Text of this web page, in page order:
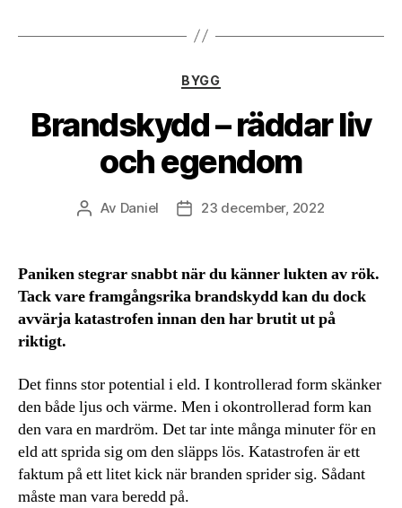
Kategorier
BYGG
Brandskydd – räddar liv
och egendom
Inläggsförfattare
Av Daniel Inläggsdatum
23 december, 2022
Paniken stegrar snabbt när du känner lukten av rök.
Tack vare framgångsrika brandskydd kan du dock
avvärja katastrofen innan den har brutit ut på
riktigt.
Det finns stor potential i eld. I kontrollerad form skänker
den både ljus och värme. Men i okontrollerad form kan
den vara en mardröm. Det tar inte många minuter för en
eld att sprida sig om den släpps lös. Katastrofen är ett
faktum på ett litet kick när branden sprider sig. Sådant
måste man vara beredd på.